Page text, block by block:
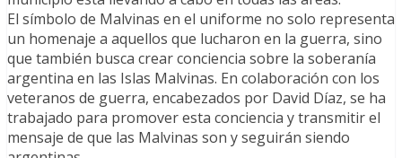
El símbolo de Malvinas en el uniforme no solo representa
un homenaje a aquellos que lucharon en la guerra, sino
que también busca crear conciencia sobre la soberanía
argentina en las Islas Malvinas. En colaboración con los
veteranos de guerra, encabezados por David Díaz, se ha
trabajado para promover esta conciencia y transmitir el
mensaje de que las Malvinas son y seguirán siendo